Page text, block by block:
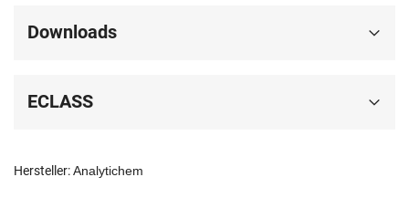
Hersteller:Analytichem
Downloads
ECLASS